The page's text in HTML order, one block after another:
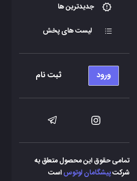
جدیدترین ها
لیست های پخش
ورود ثبت نام
تمامی حقوق این محصول متعلق به
شرکتپیشگامان لوتوساست